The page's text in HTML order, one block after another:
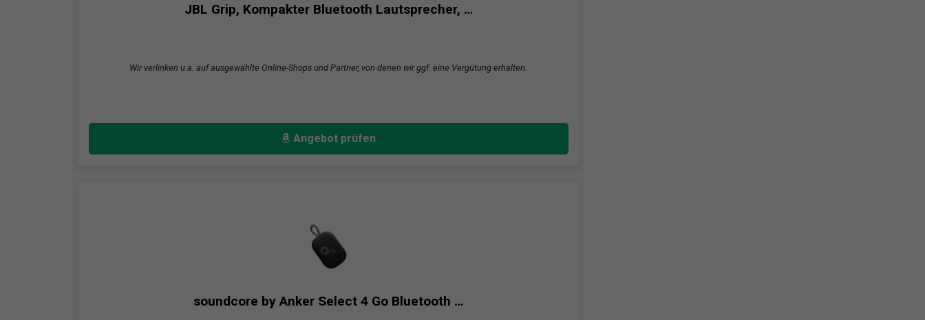
JBL Grip, Kompakter Bluetooth Lautsprecher, …
Wir verlinken u.a. auf ausgewählte Online-Shops und Partner, von denen wir ggf. eine Vergütung erhalten.
Angebot prüfen
soundcore by Anker Select 4 Go Bluetooth …